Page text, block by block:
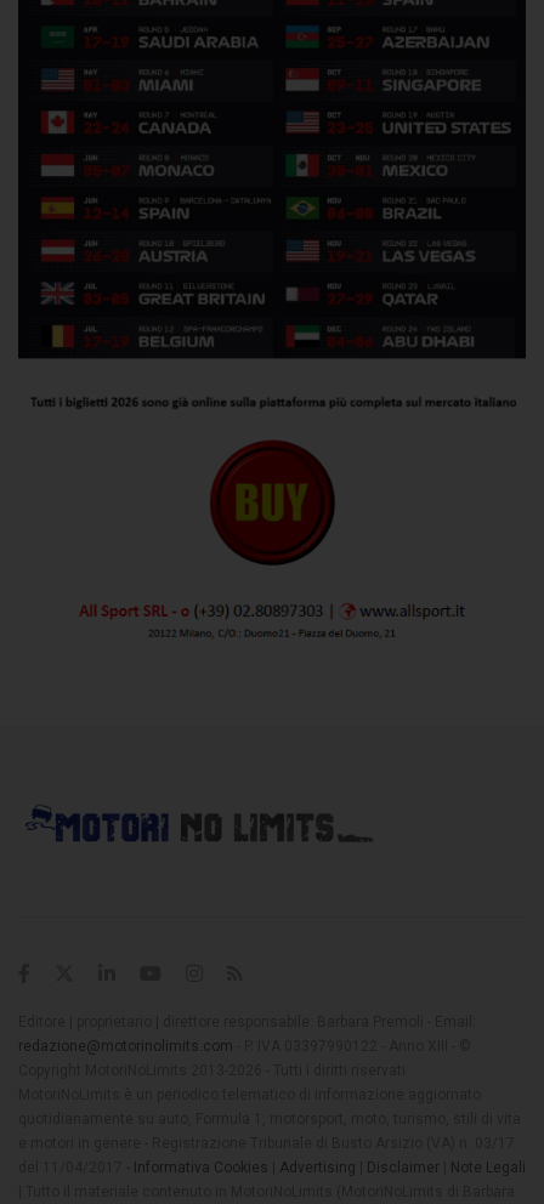
redazione@motorinolimits.com
Informativa Cookies Advertising Disclaimer
Note Legali